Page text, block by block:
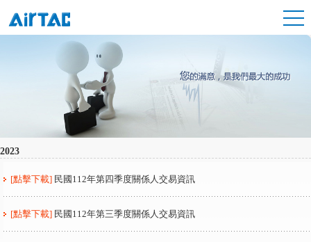
2023
[點擊下載] 民國112年第四季度關係人交易資訊
[點擊下載] 民國112年第三季度關係人交易資訊